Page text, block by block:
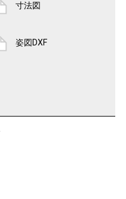
寸法図
姿図DXF